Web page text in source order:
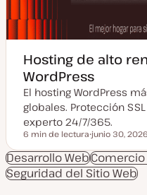
Hosting de alto
WordPress
El hosting WordPress
globales. Protección
experto 24/7/365.
Tiempo de lectura
6 min de lectura
e
c
h
a
junio 30, 2026
Desarrollo Web
Seguridad del Sitio Web